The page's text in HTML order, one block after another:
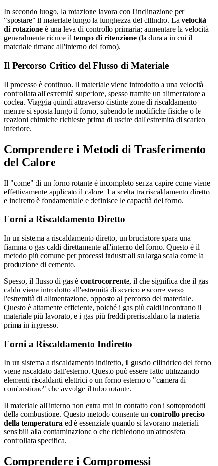
In secondo luogo, la rotazione lavora con l'inclinazione per
"spostare" il materiale lungo la lunghezza del cilindro. La velocità
di rotazione è una leva di controllo primaria; aumentare la velocità
generalmente riduce il tempo di ritenzione (la durata in cui il
materiale rimane all'interno del forno).
Il Percorso Critico del Flusso di Materiale
Il processo è continuo. Il materiale viene introdotto a una velocità
controllata all'estremità superiore, spesso tramite un alimentatore a
coclea. Viaggia quindi attraverso distinte zone di riscaldamento
mentre si sposta lungo il forno, subendo le modifiche fisiche o le
reazioni chimiche richieste prima di uscire dall'estremità di scarico
inferiore.
Comprendere i Metodi di Trasferimento
del Calore
Il "come" di un forno rotante è incompleto senza capire come viene
effettivamente applicato il calore. La scelta tra riscaldamento diretto
e indiretto è fondamentale e definisce le capacità del forno.
Forni a Riscaldamento Diretto
In un sistema a riscaldamento diretto, un bruciatore spara una
fiamma o gas caldi direttamente all'interno del forno. Questo è il
metodo più comune per processi industriali su larga scala come la
produzione di cemento.
Spesso, il flusso di gas è controcorrente, il che significa che il gas
caldo viene introdotto all'estremità di scarico e scorre verso
l'estremità di alimentazione, opposto al percorso del materiale.
Questo è altamente efficiente, poiché i gas più caldi incontrano il
materiale più lavorato, e i gas più freddi preriscaldano la materia
prima in ingresso.
Forni a Riscaldamento Indiretto
In un sistema a riscaldamento indiretto, il guscio cilindrico del forno
viene riscaldato dall'esterno. Questo può essere fatto utilizzando
elementi riscaldanti elettrici o un forno esterno o "camera di
combustione" che avvolge il tubo rotante.
Il materiale all'interno non entra mai in contatto con i sottoprodotti
della combustione. Questo metodo consente un controllo preciso
della temperatura ed è essenziale quando si lavorano materiali
sensibili alla contaminazione o che richiedono un'atmosfera
controllata specifica.
Comprendere i Compromessi